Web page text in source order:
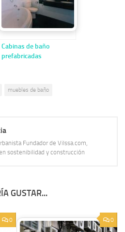
Cabinas de baño
prefabricadas
muebles de baño
Fundador de Vilssa.com,
sostenibilidad y construcción
GUSTAR...
0 0